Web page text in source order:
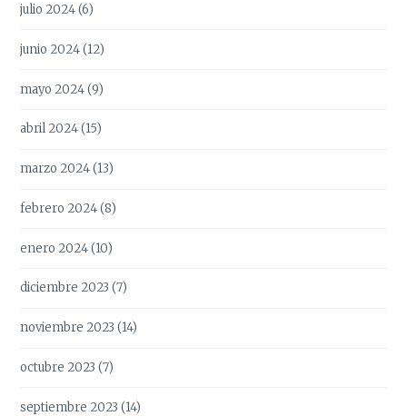
julio 2024(6)
junio 2024(12)
mayo 2024(9)
abril 2024(15)
marzo 2024(13)
febrero 2024(8)
enero 2024(10)
diciembre 2023 (7)
noviembre 2023 (14)
octubre 2023 (7)
septiembre 2023 (14)